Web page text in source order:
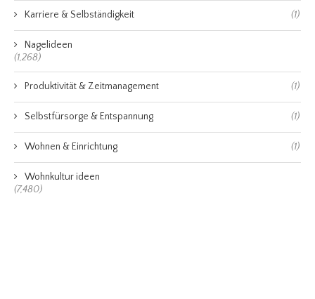
Karriere & Selbständigkeit (1)
Nagelideen
(1,268)
Produktivität & Zeitmanagement (1)
Selbstfürsorge & Entspannung (1)
Wohnen & Einrichtung (1)
Wohnkultur ideen
(7,480)